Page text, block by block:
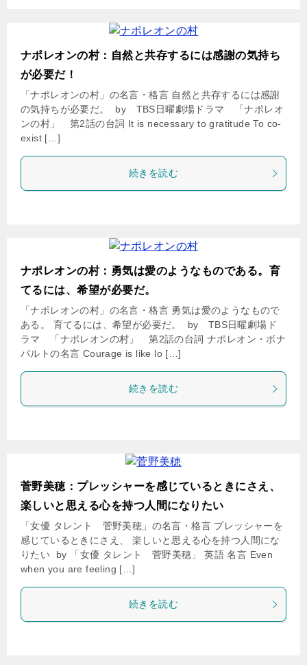
ナポレオンの村：自然と共存するには感謝の気持ち
が必要だ！
「ナポレオンの村」の名言・格言 自然と共存するには感謝
の気持ちが必要だ。 by TBS日曜劇場ドラマ 「ナポレオ
ンの村」 第2話の台詞 It is necessary to gratitude To co-
exist […]
続きを読む
ナポレオンの村：勇気は愛のようなものである。育
てるには、希望が必要だ。
「ナポレオンの村」の名言・格言 勇気は愛のようなもので
ある。 育てるには、希望が必要だ。 by TBS日曜劇場ド
ラマ 「ナポレオンの村」 第2話の台詞 ナポレオン・ボナ
パルトの名言 Courage is like lo […]
続きを読む
菅野美穂：プレッシャーを感じているときにさえ、
楽しいと思える心を持つ人間になりたい
「女優 タレント 菅野美穂」の名言・格言 プレッシャーを
感じているときにさえ、 楽しいと思える心を持つ人間にな
りたい by 「女優 タレント 菅野美穂」 英語 名言 Even
when you are feeling […]
続きを読む